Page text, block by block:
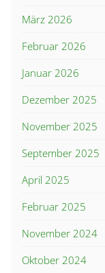
März 2026
Februar 2026
Januar 2026
Dezember 2025
November 2025
September 2025
April 2025
Februar 2025
November 2024
Oktober 2024